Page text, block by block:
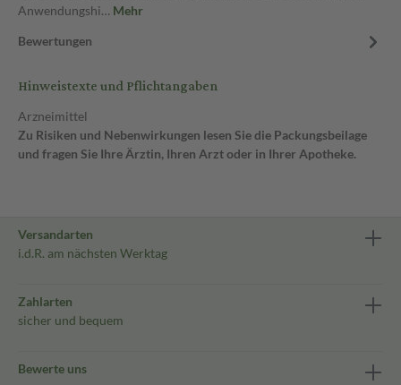
Anwendungshi… Mehr
Bewertungen
Hinweistexte und Pflichtangaben
Arzneimittel
Zu Risiken und Nebenwirkungen lesen Sie die Packungsbeilage
und fragen Sie Ihre Ärztin, Ihren Arzt oder in Ihrer Apotheke.
Versandarten
i.d.R. am nächsten Werktag
Zahlarten
sicher und bequem
Bewerte uns